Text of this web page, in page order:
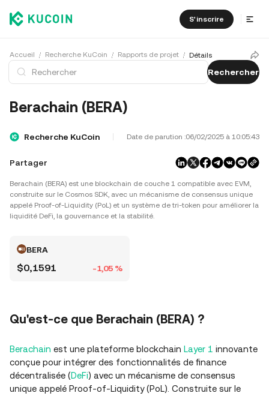
S'inscrire
Accueil Recherche KuCoin Rapports de projet Détails
Rechercher
Berachain (BERA)
Recherche KuCoin Date de parution :06/02/2025 à 10:05:43
Partager
Berachain (BERA) est une blockchain de couche 1 compatible avec EVM,
construite sur le Cosmos SDK, avec un mécanisme de consensus unique
appelé Proof-of-Liquidity (PoL) et un système de tri-token pour améliorer la
liquidité DeFi, la gouvernance et la stabilité.
BERA
$0,1591 -1,05 %
Qu'est-ce que Berachain (BERA) ?
Berachain est une plateforme blockchain Layer 1 innovante
conçue pour intégrer des fonctionnalités de finance
décentralisée (DeFi) avec un mécanisme de consensus
unique appelé Proof-of-Liquidity (PoL). Construite sur le